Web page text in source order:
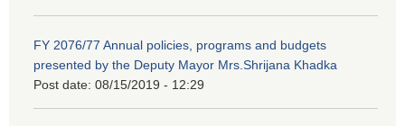
FY 2076/77 Annual policies, programs and budgets
presented by the Deputy Mayor Mrs.Shrijana Khadka
Post date: 08/15/2019 - 12:29